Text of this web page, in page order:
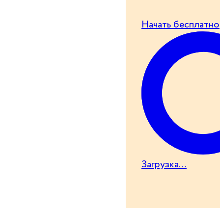
Начать бесплатно
Загрузка...